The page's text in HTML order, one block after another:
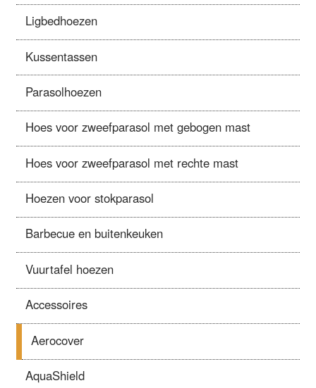
Ligbedhoezen
Kussentassen
Parasolhoezen
Hoes voor zweefparasol met gebogen mast
Hoes voor zweefparasol met rechte mast
Hoezen voor stokparasol
Barbecue en buitenkeuken
Vuurtafel hoezen
Accessoires
Aerocover
AquaShield